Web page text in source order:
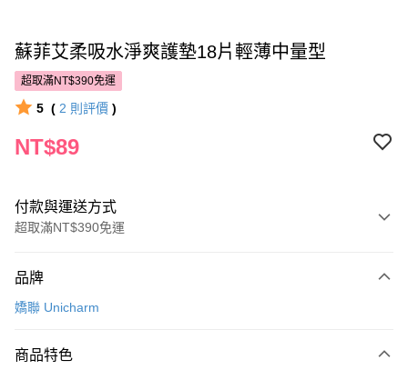
蘇菲艾柔吸水淨爽護墊18片輕薄中量型
超取滿NT$390免運
5 ( 2 則評價 )
NT$89
付款與運送方式
超取滿NT$390免運
POYA支付
超商取貨付款
品牌
嬌聯 Unicharm
商品特色